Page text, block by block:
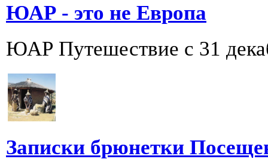
ЮАР - это не Европа
ЮАР Путешествие с 31
Записки брюнетки